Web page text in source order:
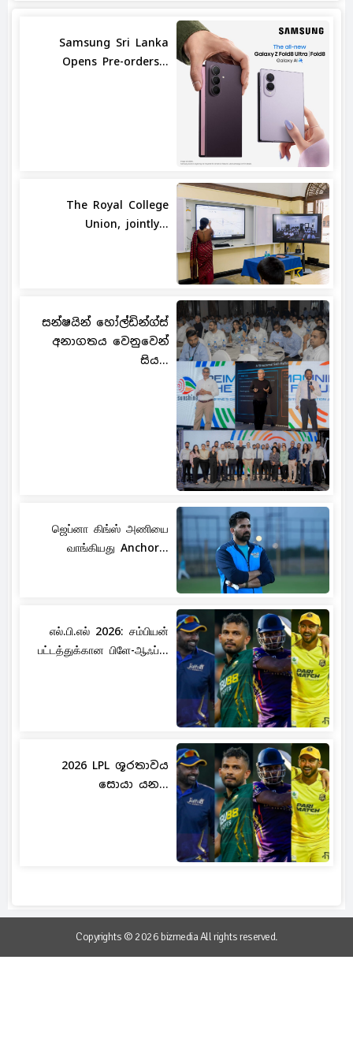
Samsung Sri Lanka
Opens Pre-orders...
The Royal College
Union, jointly...
සන්ෂයින් හෝල්ඩින්ග්ස්
අනාගතය වෙනුවෙන්
සිය...
ஜெப்னா கிங்ஸ் அணியை
வாங்கியது Anchor...
எல்.பி.எல் 2026: சம்பியன்
பட்டத்துக்கான பிளே-ஆஃப்...
2026 LPL ශූරතාවය
සොයා යන...
Copyrights © 2026 bizmedia All rights reserved.